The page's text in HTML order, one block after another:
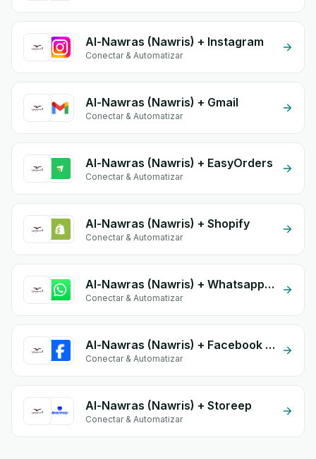
Al-Nawras (Nawris) + Instagram
Conectar & Automatizar
Al-Nawras (Nawris) + Gmail
Conectar & Automatizar
Al-Nawras (Nawris) + EasyOrders
Conectar & Automatizar
Al-Nawras (Nawris) + Shopify
Conectar & Automatizar
Al-Nawras (Nawris) + Whatsapp API
Conectar & Automatizar
Al-Nawras (Nawris) + Facebook Comments
Conectar & Automatizar
Al-Nawras (Nawris) + Storeep
Conectar & Automatizar